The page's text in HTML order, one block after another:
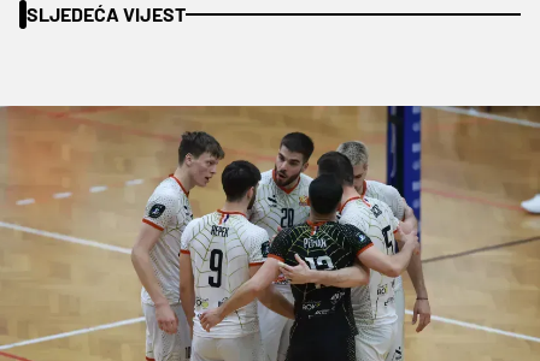
SLJEDEĆA VIJEST